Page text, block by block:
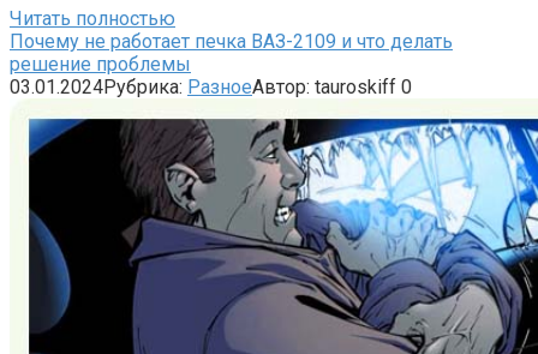
Читать полностью
Почему не работает печка ВАЗ-2109 и что делать
решение проблемы
03.01.2024Рубрика: РазноеАвтор: tauroskiff 0